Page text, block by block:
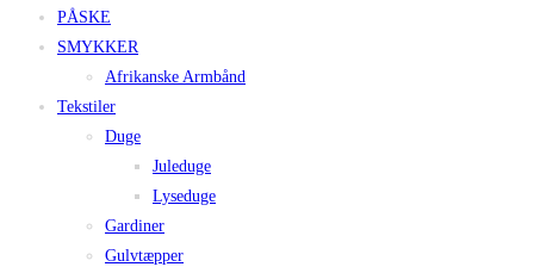
PÅSKE
SMYKKER
Afrikanske Armbånd
Tekstiler
Duge
Juleduge
Lyseduge
Gardiner
Gulvtæpper